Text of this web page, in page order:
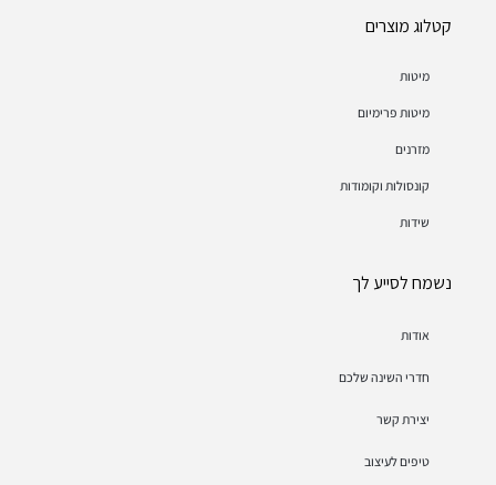
קטלוג מוצרים
מיטות
מיטות פרימיום
מזרנים
קונסולות וקומודות
שידות
נשמח לסייע לך
אודות
חדרי השינה שלכם
יצירת קשר
טיפים לעיצוב